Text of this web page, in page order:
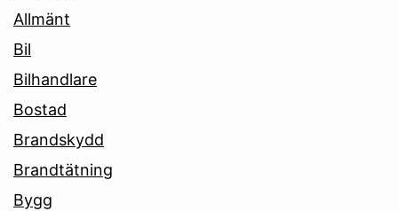
Allmänt
Bil
Bilhandlare
Bostad
Brandskydd
Brandtätning
Bygg